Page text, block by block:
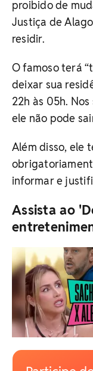
proibido de
Justiça de
residir.
O famoso terá
deixar sua
22h às 05h.
ele não pode
Além disso, ele
informar e
Assista ao